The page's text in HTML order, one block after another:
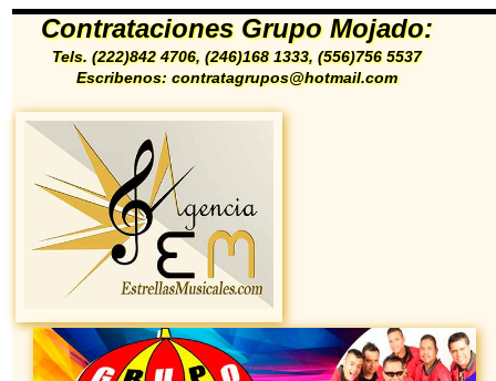
Contrataciones Grupo Mojado:
Tels. (222)842 4706, (246)168 1333, (556)756 5537
Escribenos: contratagrupos@hotmail.com